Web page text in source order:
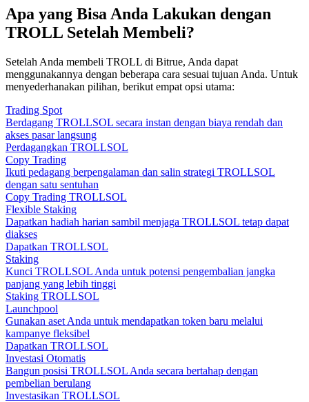
Apa yang Bisa Anda Lakukan dengan
TROLL Setelah Membeli?
Setelah Anda membeli TROLL di Bitrue, Anda dapat
menggunakannya dengan beberapa cara sesuai tujuan Anda. Untuk
menyederhanakan pilihan, berikut empat opsi utama:
Trading Spot
Berdagang TROLLSOL secara instan dengan biaya rendah dan
akses pasar langsung
Perdagangkan TROLLSOL
Copy Trading
Ikuti pedagang berpengalaman dan salin strategi TROLLSOL
dengan satu sentuhan
Copy Trading TROLLSOL
Flexible Staking
Dapatkan hadiah harian sambil menjaga TROLLSOL tetap dapat
diakses
Dapatkan TROLLSOL
Staking
Kunci TROLLSOL Anda untuk potensi pengembalian jangka
panjang yang lebih tinggi
Staking TROLLSOL
Launchpool
Gunakan aset Anda untuk mendapatkan token baru melalui
kampanye fleksibel
Dapatkan TROLLSOL
Investasi Otomatis
Bangun posisi TROLLSOL Anda secara bertahap dengan
pembelian berulang
Investasikan TROLLSOL